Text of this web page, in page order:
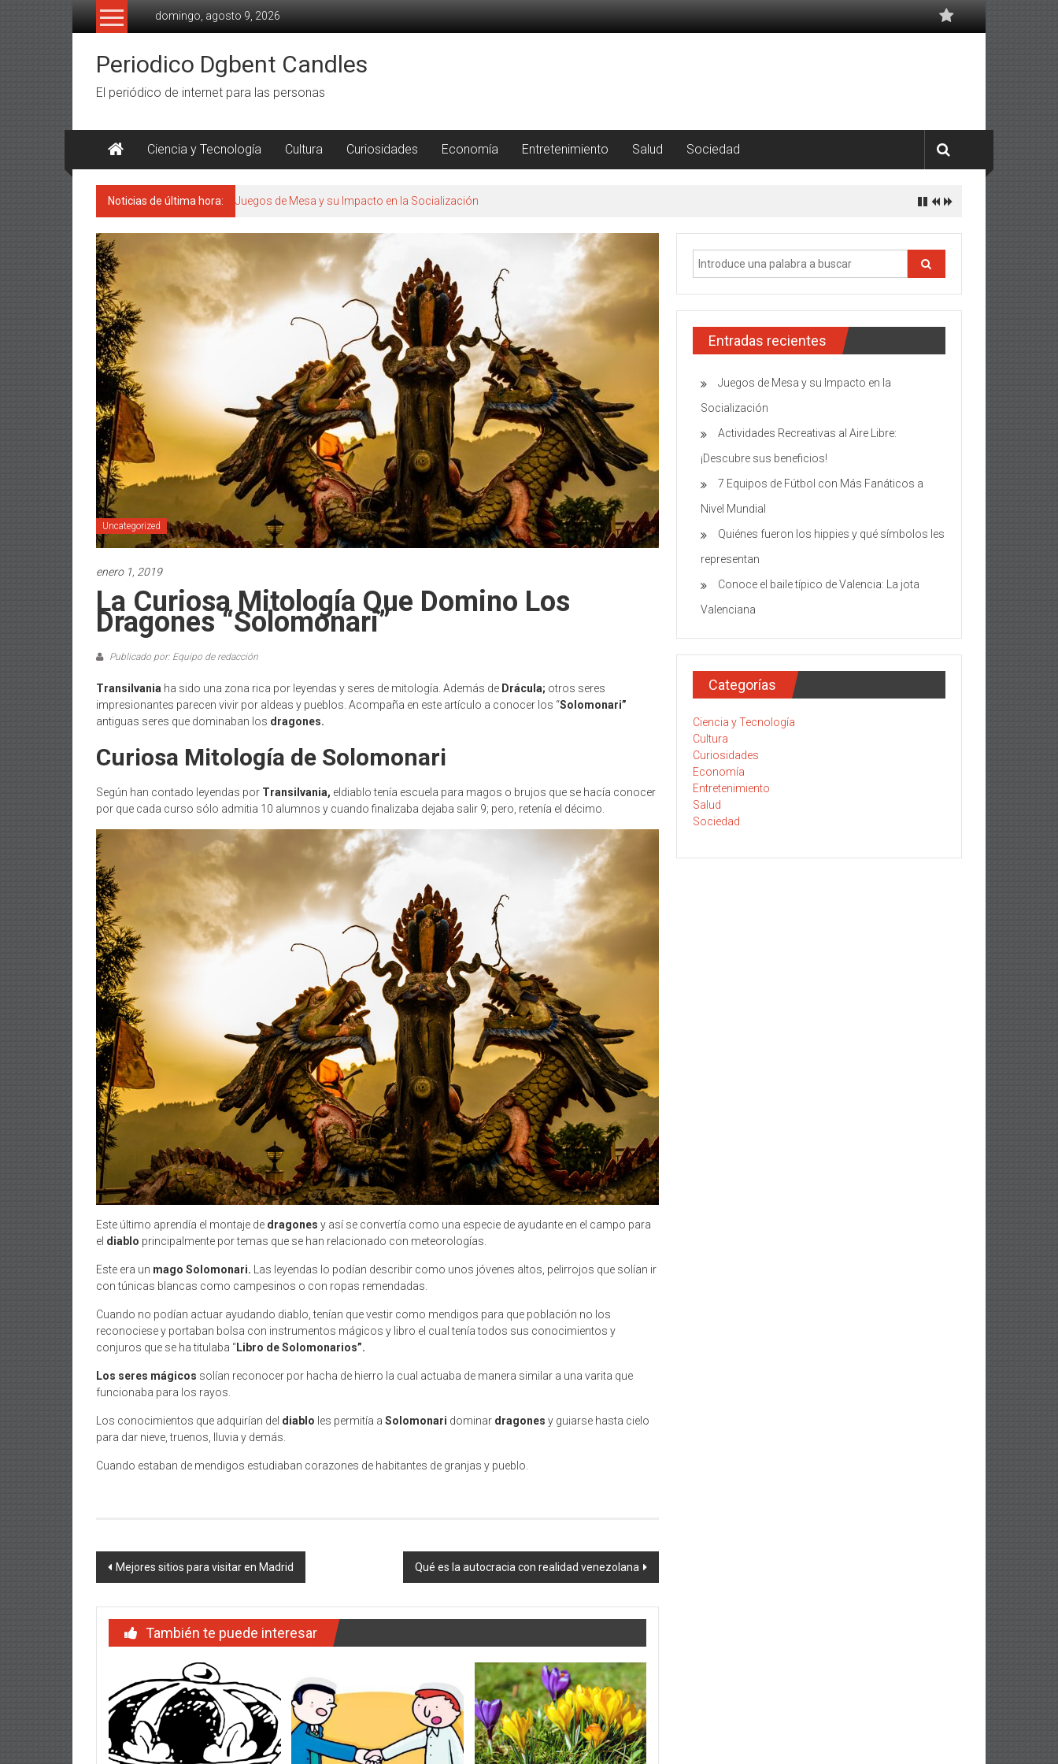
Saltar
domingo, agosto 9, 2026
Periodico Dgbent Candles
El periódico de internet para las personas
Ciencia y Tecnología Cultura Curiosidades Economía Entretenimiento Salud Sociedad
Noticias de última hora: Juegos de Mesa y su Impacto en la Socialización
Uncategorized
enero 1, 2019
La Curiosa Mitología Que Domino Los
Dragones “Solomonari”
Publicado por: Equipo de redacción
Transilvania ha sido una zona rica por leyendas y seres de mitología. Además de Drácula; otros seres
impresionantes parecen vivir por aldeas y pueblos. Acompaña en este artículo a conocer los “Solomonari”
antiguas seres que dominaban los dragones.
Curiosa Mitología de Solomonari
Según han contado leyendas por Transilvania, eldiablo tenía escuela para magos o brujos que se hacía conocer
por que cada curso sólo admitia 10 alumnos y cuando finalizaba dejaba salir 9; pero, retenía el décimo.
Este último aprendía el montaje de dragones y así se convertía como una especie de ayudante en el campo para
el diablo principalmente por temas que se han relacionado con meteorologías.
Este era un mago Solomonari.
Las leyendas lo podían describir como unos jóvenes altos, pelirrojos que solían ir
con túnicas blancas como campesinos o con ropas remendadas.
Cuando no podían actuar ayudando diablo, tenían que vestir como mendigos para que población no los
reconociese y portaban bolsa con instrumentos mágicos y libro el cual tenía todos sus conocimientos y
conjuros que se ha titulaba “Libro de Solomonarios”.
Los seres mágicos solían reconocer por hacha de hierro la cual actuaba de manera similar a una varita que
funcionaba para los rayos.
Los conocimientos que adquirían del diablo les permitía a Solomonari dominar dragones y guiarse hasta cielo
para dar nieve, truenos, lluvia y demás.
Cuando estaban de mendigos estudiaban corazones de habitantes de granjas y pueblo.
Navegación
entradas
Mejores sitios para visitar en Madrid Qué es la autocracia con realidad venezolana
También te puede interesar
Entradas recientes
Juegos de Mesa y su Impacto en la
Socialización
Actividades Recreativas al Aire Libre:
¡Descubre sus beneficios!
7 Equipos de Fútbol con Más Fanáticos a
Nivel Mundial
Quiénes fueron los hippies y qué símbolos les
representan
Conoce el baile típico de Valencia: La jota
Valenciana
Categorías
Ciencia y Tecnología
Cultura
Curiosidades
Economía
Entretenimiento
Salud
Sociedad